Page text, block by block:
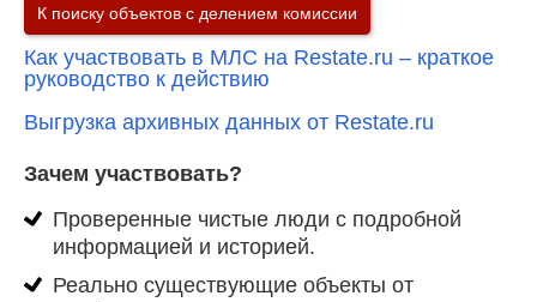
расширенного функционала использования Restate.ru, а
также сервиса мультилистинга, на ресурсе планируется ряд
сервисов. Уже работают сервисы выписки из ЕГРН и
продвижения объектов (как повышения в списке, так и
точечное продвижения объекта на выбранные регионы для
межрегиональных сделок). Ипотечные калькуляторы,
уже осенью 2020 года.
К поиску объектов с делением комиссии
Как участвовать в МЛС на Restate.ru – краткое
руководство к действию
Выгрузка архивных данных от Restate.ru
Зачем участвовать?
Проверенные чистые люди с подробной
информацией и историей.
Реально существующие объекты от